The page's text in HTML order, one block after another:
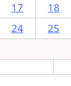
17 18
24 25